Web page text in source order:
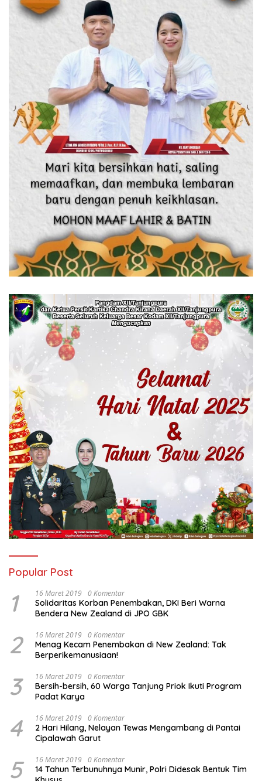
Popular Post
1 16 Maret 2019 0 Komentar
Solidaritas Korban Penembakan, DKI Beri Warna
Bendera New Zealand di JPO GBK
2 16 Maret 2019 0 Komentar
Menag Kecam Penembakan di New Zealand: Tak
Berperikemanusiaan!
3 16 Maret 2019 0 Komentar
Bersih-bersih, 60 Warga Tanjung Priok Ikuti Program
Padat Karya
4 16 Maret 2019 0 Komentar
2 Hari Hilang, Nelayan Tewas Mengambang di Pantai
Cipalawah Garut
5 16 Maret 2019 0 Komentar
14 Tahun Terbunuhnya Munir, Polri Didesak Bentuk Tim